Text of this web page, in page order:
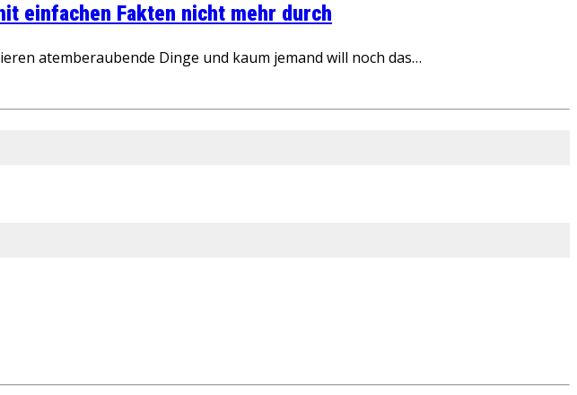
einfachen Fakten nicht mehr durch
atemberaubende Dinge und kaum jemand will noch das…